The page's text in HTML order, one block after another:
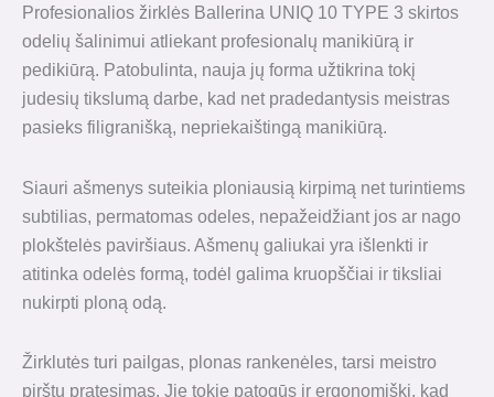
Profesionalios žirklės Ballerina UNIQ 10 TYPE 3 skirtos
odelių šalinimui atliekant profesionalų manikiūrą ir
pedikiūrą. Patobulinta, nauja jų forma užtikrina tokį
judesių tikslumą darbe, kad net pradedantysis meistras
pasieks filigranišką, nepriekaištingą manikiūrą.
Siauri ašmenys suteikia ploniausią kirpimą net turintiems
subtilias, permatomas odeles, nepažeidžiant jos ar nago
plokštelės paviršiaus. Ašmenų galiukai yra išlenkti ir
atitinka odelės formą, todėl galima kruopščiai ir tiksliai
nukirpti ploną odą.
Žirklutės turi pailgas, plonas rankenėles, tarsi meistro
pirštų pratęsimas. Jie tokie patogūs ir ergonomiški, kad